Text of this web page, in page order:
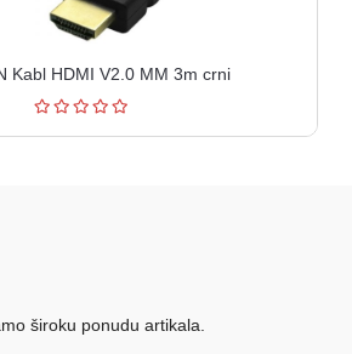
Kabl HDMI V2.0 MM 3m crni
široku ponudu artikala.